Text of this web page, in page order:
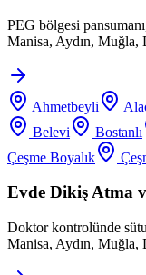
PEG bölgesi
Manisa, Aydın,
Ahmetbeyli
Belevi
Bostanlı
Çeşme Boyalık
Evde Dikiş Atma
Doktor kontrolünde
Manisa, Aydın,